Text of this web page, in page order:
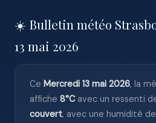
☀️ Bulletin météo
13 mai 2026
Ce Mercredi 13 mai 2026, la
affiche 8°Cavec un ressenti
couvert, avec une humidité